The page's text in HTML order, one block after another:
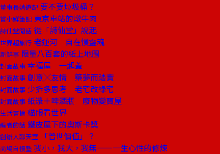
董事長嬉遊記 要不要垃圾桶？
嘗小鮮筆記 東京車站的燉牛肉
詩仙堂閒話 從「詩仙堂」說起
世界超旅行 老運河 自在慢靈魂
新鮮事 限量八百套的紙上地圖
封面故事 幸福屋 一起蓋
封面故事 創意╳友情 築夢而踏實
封面故事 少拆多思考 老宅改綠宅
封面故事 紙漿＋啤酒瓶 廢物變寶屋
生活書摘 貓眼看世界
編者的話 鐵皮屋下的奧斯卡獎
創辦人聊天室 「普世價值」？
商場自慢塾 我小，我大，我無——一生心性的修煉